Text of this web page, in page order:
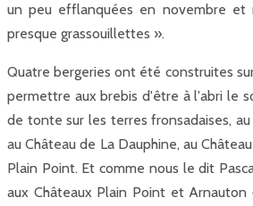
un peu efflanquées en novembre et
presque grassouillettes ».
Quatre bergeries ont été construites
permettre aux brebis d'être à l'abri le
de tonte sur les terres fronsadaises,
au Château de La Dauphine, au
Plain Point. Et comme nous le dit
aux Châteaux Plain Point et